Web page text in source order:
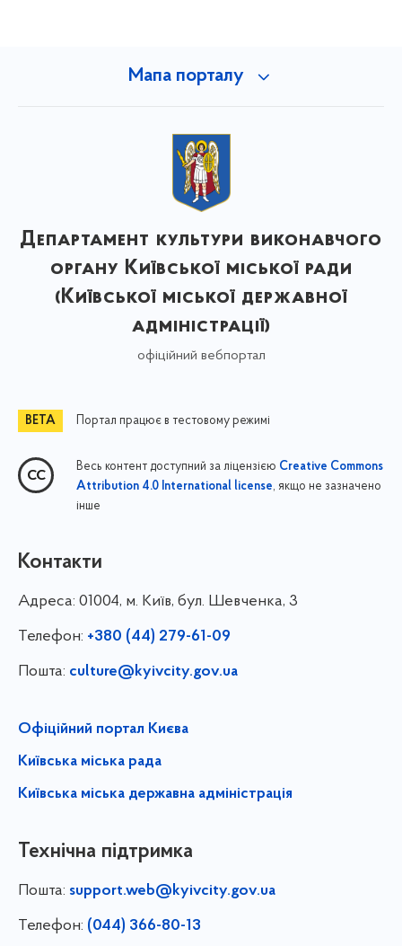
Мапа порталу
Департамент культури виконавчого
органу Київської міської ради
(Київської міської державної
адміністрації)
офіційний вебпортал
Портал працює в тестовому режимі
Весь контент доступний за ліцензією Creative Commons
Attribution 4.0 International license, якщо не зазначено
інше
Контакти
Адреса: 01004, м. Київ, бул. Шевченка, 3
Телефон: +380 (44) 279-61-09
Пошта: culture@kyivcity.gov.ua
Офіційний портал Києва
Київська міська рада
Київська міська державна адміністрація
Технічна підтримка
Пошта: support.web@kyivcity.gov.ua
Телефон: (044) 366-80-13